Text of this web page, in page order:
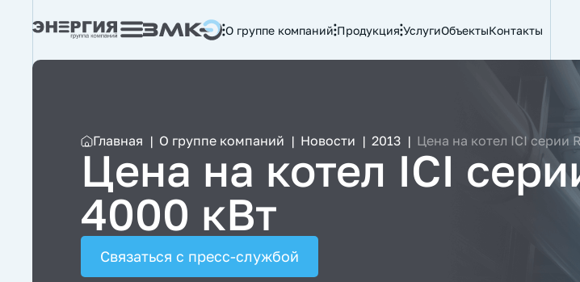
О группе компаний Продукция УслугиОбъектыКонтакты
Главная | О группе компаний | Новости | 2013 | Цена на котел ICI серии
Цена на котел ICI
4000 кВт
Связаться с пресс-службой